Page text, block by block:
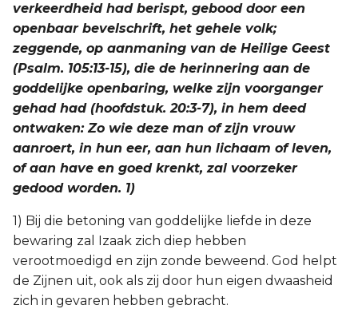
verkeerdheid had berispt, gebood door een
openbaar bevelschrift, het gehele volk;
zeggende, op aanmaning van de Heilige Geest
(Psalm. 105:13-15), die de herinnering aan de
goddelijke openbaring, welke zijn voorganger
gehad had (hoofdstuk. 20:3-7), in hem deed
ontwaken: Zo wie deze man of zijn vrouw
aanroert, in hun eer, aan hun lichaam of leven,
of aan have en goed krenkt, zal voorzeker
gedood worden. 1)
1) Bij die betoning van goddelijke liefde in deze
bewaring zal Izaak zich diep hebben
verootmoedigd en zijn zonde beweend. God helpt
de Zijnen uit, ook als zij door hun eigen dwaasheid
zich in gevaren hebben gebracht.